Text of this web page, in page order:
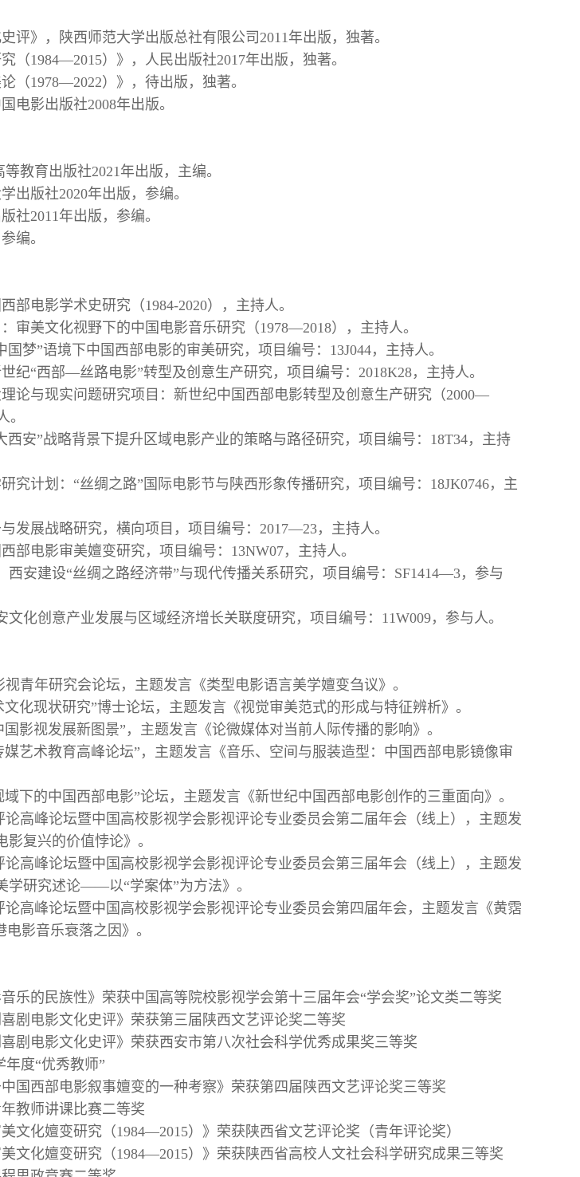
评》，陕西师范大学出版总社有限公司2011年出版，独著。
（1984—2015）》，人民出版社2017年出版，独著。
（1978—2022）》，待出版，独著。
电影出版社2008年出版。
教育出版社2021年出版，主编。
出版社2020年出版，参编。
社2011年出版，参编。
编。
部电影学术史研究（1984-2020），主持人。
审美文化视野下的中国电影音乐研究（1978—2018），主持人。
梦”语境下中国西部电影的审美研究，项目编号：13J044，主持人。
纪“西部—丝路电影”转型及创意生产研究，项目编号：2018K28，主持人。
论与现实问题研究项目：新世纪中国西部电影转型及创意生产研究（2000—
。
西安”战略背景下提升区域电影产业的策略与路径研究，项目编号：18T34，主持
究计划：“丝绸之路”国际电影节与陕西形象传播研究，项目编号：18JK0746，主
发展战略研究，横向项目，项目编号：2017—23，主持人。
部电影审美嬗变研究，项目编号：13NW07，主持人。
西安建设“丝绸之路经济带”与现代传播关系研究，项目编号：SF1414—3，参与
文化创意产业发展与区域经济增长关联度研究，项目编号：11W009，参与人。
青年研究会论坛，主题发言《类型电影语言美学嬗变刍议》。
化现状研究”博士论坛，主题发言《视觉审美范式的形成与特征辨析》。
影视发展新图景”，主题发言《论微媒体对当前人际传播的影响》。
媒艺术教育高峰论坛”，主题发言《音乐、空间与服装造型：中国西部电影镜像审
下的中国西部电影”论坛，主题发言《新世纪中国西部电影创作的三重面向》。
论高峰论坛暨中国高校影视学会影视评论专业委员会第二届年会（线上），主题发
复兴的价值悖论》。
论高峰论坛暨中国高校影视学会影视评论专业委员会第三届年会（线上），主题发
学研究述论——以“学案体”为方法》。
论高峰论坛暨中国高校影视学会影视评论专业委员会第四届年会，主题发言《黄霑
影音乐衰落之因》。
乐的民族性》荣获中国高等院校影视学会第十三届年会“学会奖”论文类二等奖
剧电影文化史评》荣获第三届陕西文艺评论奖二等奖
剧电影文化史评》荣获西安市第八次社会科学优秀成果奖三等奖
年度“优秀教师”
国西部电影叙事嬗变的一种考察》荣获第四届陕西文艺评论奖三等奖
教师讲课比赛二等奖
文化嬗变研究（1984—2015）》荣获陕西省文艺评论奖（青年评论奖）
文化嬗变研究（1984—2015）》荣获陕西省高校人文社会科学研究成果三等奖